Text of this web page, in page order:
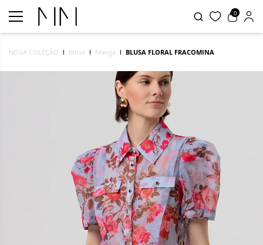
0
NOVA COLEÇÃO Blusa Manga BLUSA FLORAL FRACOMINA